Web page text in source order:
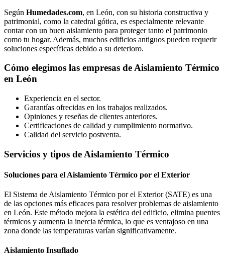
Según Humedades.com, en León, con su historia constructiva y
patrimonial, como la catedral gótica, es especialmente relevante
contar con un buen aislamiento para proteger tanto el patrimonio
como tu hogar. Además, muchos edificios antiguos pueden requerir
soluciones específicas debido a su deterioro.
Cómo elegimos las empresas de Aislamiento Térmico
en León
Experiencia en el sector.
Garantías ofrecidas en los trabajos realizados.
Opiniones y reseñas de clientes anteriores.
Certificaciones de calidad y cumplimiento normativo.
Calidad del servicio postventa.
Servicios y tipos de Aislamiento Térmico
Soluciones para el Aislamiento Térmico por el Exterior
El Sistema de Aislamiento Térmico por el Exterior (SATE) es una
de las opciones más eficaces para resolver problemas de aislamiento
en León. Este método mejora la estética del edificio, elimina puentes
térmicos y aumenta la inercia térmica, lo que es ventajoso en una
zona donde las temperaturas varían significativamente.
Aislamiento Insuflado